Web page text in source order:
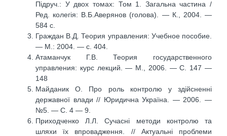
Підруч.: У двох томах: Том 1. Загальна частина /
Ред. колегія: В.Б.Аверянов (голова). — К., 2004. —
584 с.
Граждан В.Д. Теория управления: Учебное пособие.
— М.: 2004. — с. 404.
Атаманчук Г.В. Теория государственного
управления: курс лекций. — М., 2006. — С. 147 —
148
Майданик О. Про роль контролю у здійсненні
державної влади // Юридична Україна. — 2006. —
№5. — С. 4 — 9.
Приходченко Л.Л. Сучасні методи контролю та
шляхи їх впровадження. // Актуальні проблеми